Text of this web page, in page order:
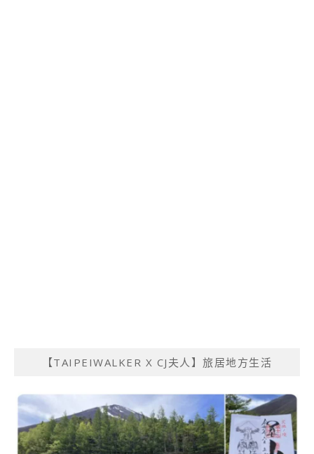
【TAIPEIWALKER X CJ夫人】旅居地方生活